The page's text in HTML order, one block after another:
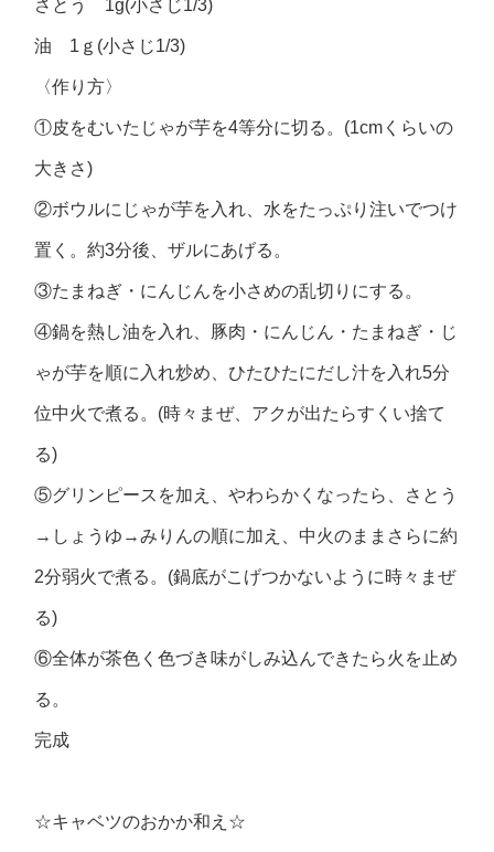
さとう 1g(小さじ1/3)
油 1ｇ(小さじ1/3)
〈作り方〉
①皮をむいたじゃが芋を4等分に切る。(1cmくらいの
大きさ)
②ボウルにじゃが芋を入れ、水をたっぷり注いでつけ
置く。約3分後、ザルにあげる。
③たまねぎ・にんじんを小さめの乱切りにする。
④鍋を熱し油を入れ、豚肉・にんじん・たまねぎ・じ
ゃが芋を順に入れ炒め、ひたひたにだし汁を入れ5分
位中火で煮る。(時々まぜ、アクが出たらすくい捨て
る)
⑤グリンピースを加え、やわらかくなったら、さとう
→しょうゆ→みりんの順に加え、中火のままさらに約
2分弱火で煮る。(鍋底がこげつかないように時々まぜ
る)
⑥全体が茶色く色づき味がしみ込んできたら火を止め
る。
完成
☆キャベツのおかか和え☆